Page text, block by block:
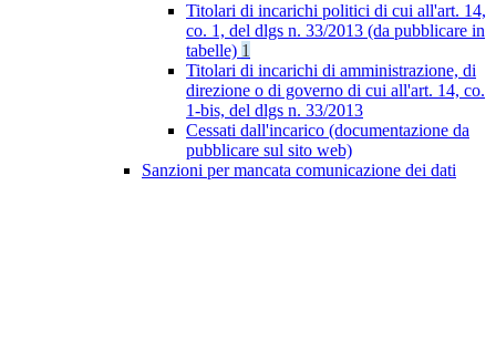
Titolari di incarichi politici di cui all'art. 14,
co. 1, del dlgs n. 33/2013 (da pubblicare in
tabelle) 1
Titolari di incarichi di amministrazione, di
direzione o di governo di cui all'art. 14, co.
1-bis, del dlgs n. 33/2013
Cessati dall'incarico (documentazione da
pubblicare sul sito web)
Sanzioni per mancata comunicazione dei dati